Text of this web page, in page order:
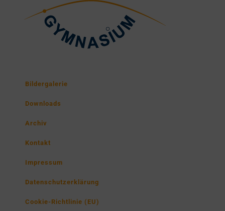
Bildergalerie
Downloads
Archiv
Kontakt
Impressum
Datenschutzerklärung
Cookie-Richtlinie (EU)